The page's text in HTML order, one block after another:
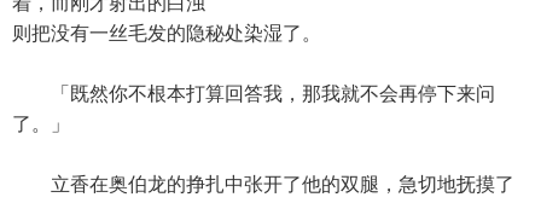
则把没有一丝毛发的隐秘处染湿了。
「既然你不根本打算回答我，那我就不会再停下来问
了。」
立香在奥伯龙的挣扎中张开了他的双腿，急切地抚摸了